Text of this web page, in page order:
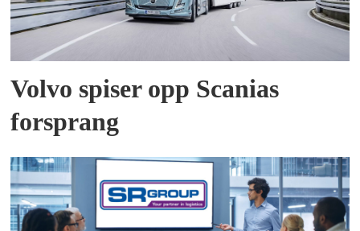
Volvo spiser opp Scanias
forsprang